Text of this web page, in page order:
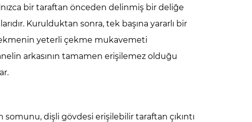
bir taraftan önceden delinmiş bir deliğe
Kurulduktan sonra, tek başına yararlı bir
yeterli çekme mukavemeti
arkasının tamamen erişilemez olduğu
dişli gövdesi erişilebilir taraftan çıkıntı